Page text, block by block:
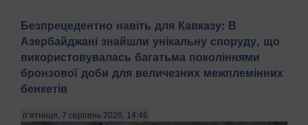
Безпрецедентно навіть для Кавказу: В
Азербайджані знайшли унікальну споруду, що
використовувалась багатьма поколіннями
бронзової доби для величезних межплемінних
бенкетів
п’ятниця, 7 серпень 2026, 14:46